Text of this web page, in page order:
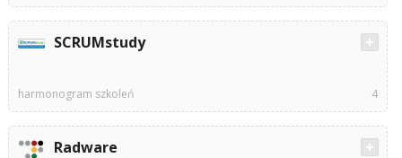
SCRUMstudy
harmonogram szkoleń 4
Radware